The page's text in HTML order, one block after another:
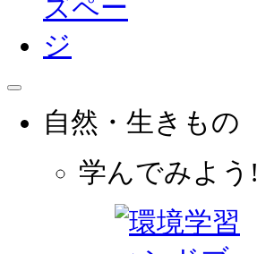
自然・生きもの
学んでみよう!